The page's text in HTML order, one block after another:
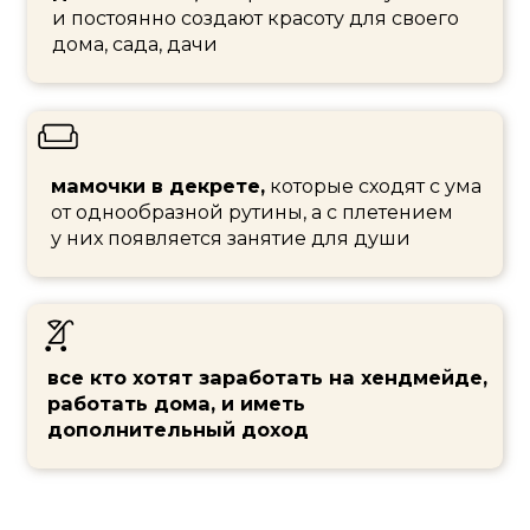
Подготовьте материалы
и инструменты заранее. Будем
творить!
Ну или приходите, записывайте
РЕГИСТРИРУЙСТЕСЬ
БЕСПЛАТНОПРЯМО СЕЙЧАС